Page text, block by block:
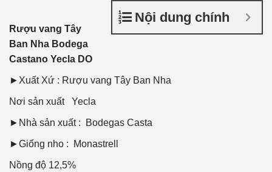
Nội dung chính
Rượu vang Tây
Ban Nha Bodega
Castano Yecla DO
►Xuất Xứ : Rượu vang Tây Ban Nha
Nơi sản xuất Yecla
►Nhà sản xuất : Bodegas Casta
►Giống nho : Monastrell
Nồng độ 12,5%